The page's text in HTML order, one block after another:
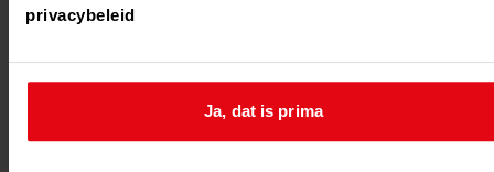
privacybeleid
Ja, dat is prima
andijk
andijk,
middenweg
52
vergroten van de
bedrijfsruimte